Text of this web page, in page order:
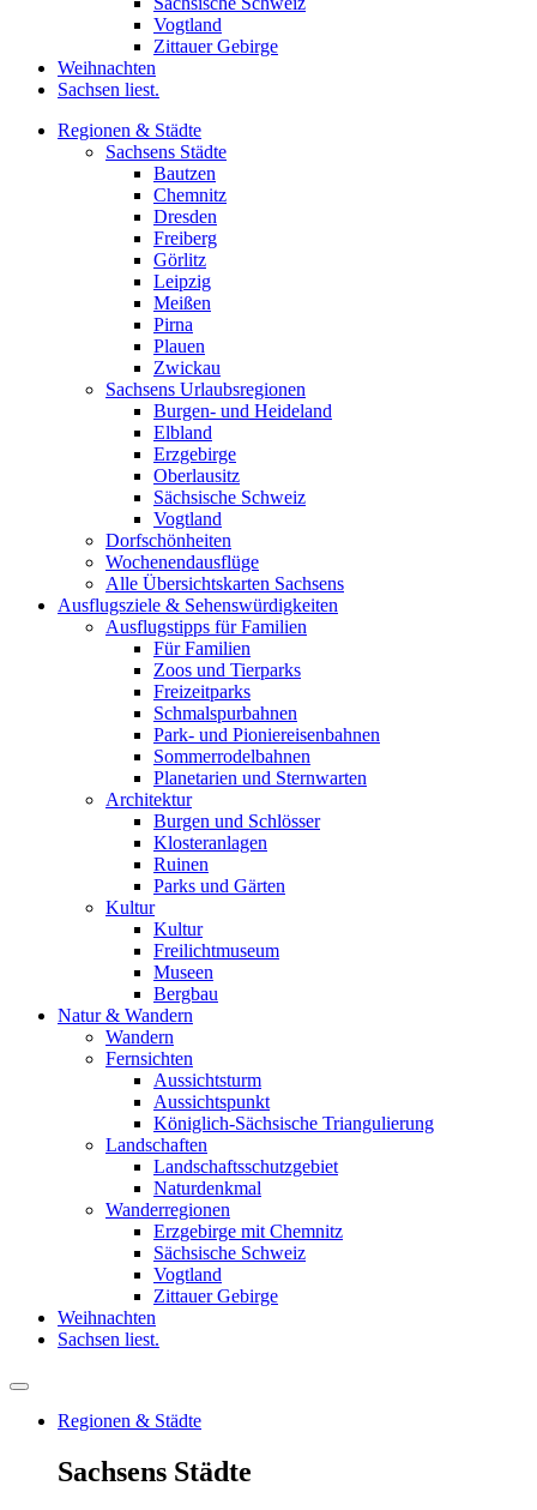
Vogtland
Zittauer Gebirge
Weihnachten
Sachsen liest.
Regionen & Städte
Sachsens Städte
Bautzen
Chemnitz
Dresden
Freiberg
Görlitz
Leipzig
Meißen
Pirna
Plauen
Zwickau
Sachsens Urlaubsregionen
Burgen- und Heideland
Elbland
Erzgebirge
Oberlausitz
Sächsische Schweiz
Vogtland
Dorfschönheiten
Wochenendausflüge
Alle Übersichtskarten Sachsens
Ausflugsziele & Sehenswürdigkeiten
Ausflugstipps für Familien
Für Familien
Zoos und Tierparks
Freizeitparks
Schmalspurbahnen
Park- und Pioniereisenbahnen
Sommerrodelbahnen
Planetarien und Sternwarten
Architektur
Burgen und Schlösser
Klosteranlagen
Ruinen
Parks und Gärten
Kultur
Kultur
Freilichtmuseum
Museen
Bergbau
Natur & Wandern
Wandern
Fernsichten
Aussichtsturm
Aussichtspunkt
Königlich-Sächsische Triangulierung
Landschaften
Landschaftsschutzgebiet
Naturdenkmal
Wanderregionen
Erzgebirge mit Chemnitz
Sächsische Schweiz
Vogtland
Zittauer Gebirge
Weihnachten
Sachsen liest.
Regionen & Städte
Sachsens Städte